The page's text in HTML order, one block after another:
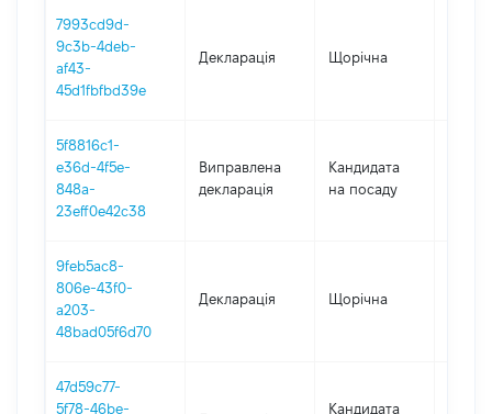
7993cd9d-
9c3b-4deb-
af43-
45d1fbfbd39e
Декларація Щорічна
5f8816c1-
e36d-4f5e-
848a-
23eff0e42c38
Виправлена
декларація
Кандидата
на посаду
9feb5ac8-
806e-43f0-
a203-
48bad05f6d70
Декларація Щорічна
47d59c77-
5f78-46be-
Кандидата